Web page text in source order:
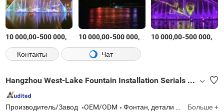
10 000,00-500 000,00 $/Комплект
10 000,00-500 000,00 $/Комплект
10 000,00-500 000,00
Контакты
Чат
Hangzhou West-Lake Fountain Installation Serials Co., Ltd.
Производитель/Завод OEM/ODM Фонтан, детали фонтана Больше +